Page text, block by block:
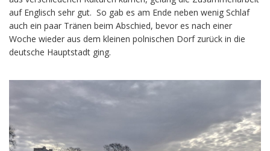
auf Englisch sehr gut. So gab es am Ende neben wenig Schlaf
auch ein paar Tränen beim Abschied, bevor es nach einer
Woche wieder aus dem kleinen polnischen Dorf zurück in die
deutsche Hauptstadt ging.